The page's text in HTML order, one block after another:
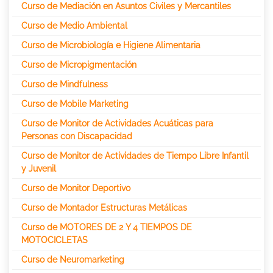
Curso de Mediación en Asuntos Civiles y Mercantiles
Curso de Medio Ambiental
Curso de Microbiología e Higiene Alimentaria
Curso de Micropigmentación
Curso de Mindfulness
Curso de Mobile Marketing
Curso de Monitor de Actividades Acuáticas para
Personas con Discapacidad
Curso de Monitor de Actividades de Tiempo Libre Infantil
y Juvenil
Curso de Monitor Deportivo
Curso de Montador Estructuras Metálicas
Curso de MOTORES DE 2 Y 4 TIEMPOS DE
MOTOCICLETAS
Curso de Neuromarketing